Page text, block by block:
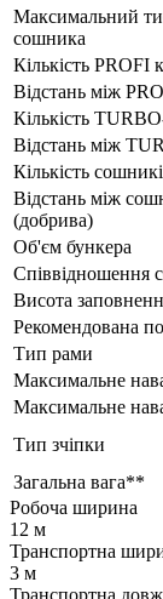
Максимальний
сошника
Кількість PROFI
Відстань між
Кількість
Відстань між
Кількість
Відстань між
(добрива)
Об'єм бункера
Співвідношення
Висота
Рекомендована
Тип рами
Максимальне
Максимальне
Тип зчіпки
Загальна вага**
Робоча ширина
12 м
Транспортна
3 м
Транспортна